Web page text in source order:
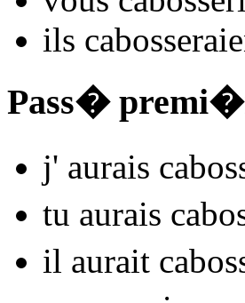
ils cabosser
Pass�
j' aurais
tu aurais
il aurait